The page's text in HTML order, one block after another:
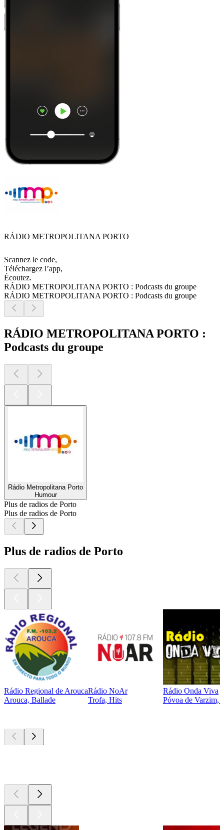
RÁDIO METROPOLITANA PORTO
Scannez le code,
Téléchargez l’app,
Écoutez.
RÁDIO METROPOLITANA PORTO : Podcasts du groupe
RÁDIO METROPOLITANA PORTO : Podcasts du groupe
RÁDIO METROPOLITANA PORTO :
Podcasts du groupe
Rádio Metropolitana Porto
Humour
Plus de radios de Porto
Plus de radios de Porto
Plus de radios de Porto
Rádio Regional de Arouca
Arouca, Ballade
Rádio NoAr
Trofa, Hits
Rádio Onda Viva
Póvoa de Varzim,